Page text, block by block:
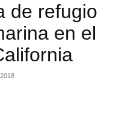
de refugio
en el